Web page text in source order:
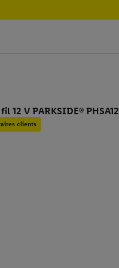
12 V PARKSIDE® PHSA12
clients